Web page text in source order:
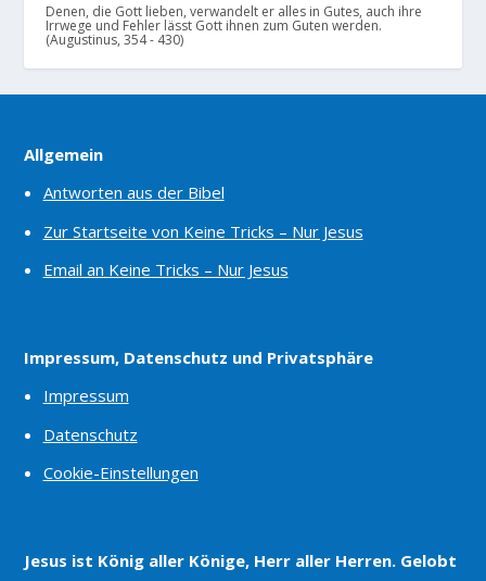
Denen, die Gott lieben, verwandelt er alles in Gutes, auch ihre
Irrwege und Fehler lässt Gott ihnen zum Guten werden.
(Augustinus, 354 - 430)
Allgemein
Antworten aus der Bibel
Zur Startseite von Keine Tricks – Nur Jesus
Email an Keine Tricks – Nur Jesus
Impressum, Datenschutz und Privatsphäre
Impressum
Datenschutz
Cookie-Einstellungen
Jesus ist König aller Könige, Herr aller Herren. Gelobt